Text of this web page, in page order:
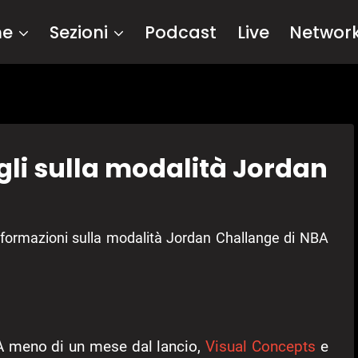
Sezioni Podcast Live
sulla modalità Jordan
sulla modalità Jordan Challange di NBA
meno di un mese dal lancio,Visual Concepts e